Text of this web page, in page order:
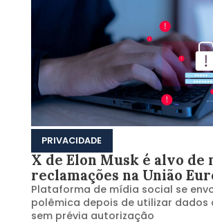
PRIVACIDADE
X de Elon Musk é alvo de
reclamações na União
Plataforma de mídia social se
polêmica depois de utilizar dados
sem prévia autorização